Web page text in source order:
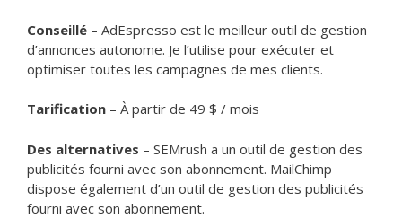
Conseillé – AdEspresso est le meilleur outil de gestion
d’annonces autonome. Je l’utilise pour exécuter et
optimiser toutes les campagnes de mes clients.
Tarification – À partir de 49 $ / mois
Des alternatives – SEMrush a un outil de gestion des
publicités fourni avec son abonnement. MailChimp
dispose également d’un outil de gestion des publicités
fourni avec son abonnement.